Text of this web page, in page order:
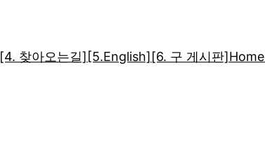
[4. 찾아오는길] [5.English][6. 구 게시판]Home